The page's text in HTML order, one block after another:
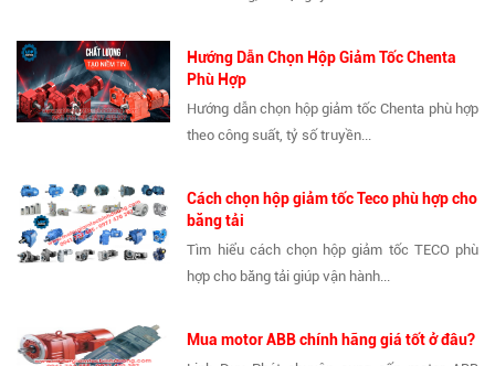
Hướng Dẫn Chọn Hộp Giảm Tốc Chenta
Phù Hợp
Hướng dẫn chọn hộp giảm tốc Chenta phù hợp
theo công suất, tỷ số truyền...
Cách chọn hộp giảm tốc Teco phù hợp cho
băng tải
Tìm hiểu cách chọn hộp giảm tốc TECO phù
hợp cho băng tải giúp vận hành...
Mua motor ABB chính hãng giá tốt ở đâu?